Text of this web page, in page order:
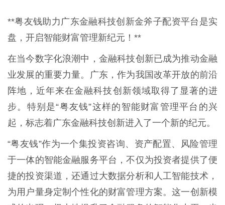
**粤友钱助力广东金融科技创新金斧子配资平台是实
盘，开启智能财富管理新纪元！**
在当今数字化浪潮中，金融科技创新已成为推动金融
业发展的重要力量。广东，作为我国改革开放的前沿
阵地，近年来在金融科技创新领域取得了显著的进
步。特别是“粤友钱”这样的智能财富管理平台的兴
起，标志着广东金融科技创新进入了一个新的纪元。
“粤友钱”作为一个集投资咨询、资产配置、风险管理
于一体的智能金融服务平台，不仅为投资者提供了便
捷的投资渠道，还通过大数据分析和人工智能技术，
为用户量身定制个性化的财富管理方案。这一创新模